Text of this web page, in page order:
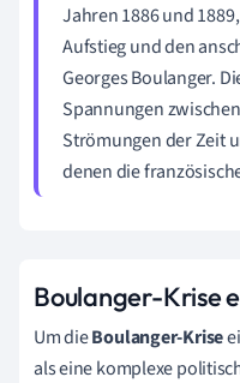
Jahren 1886 und
Aufstieg und den
Georges Boulanger.
Spannungen
Strömungen der Zeit
denen die
Boulanger-Krise
Um dieBoulanger-Krise
als eine komplexe